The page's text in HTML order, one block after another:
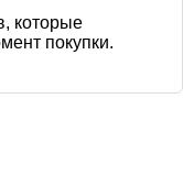
которые
покупки.